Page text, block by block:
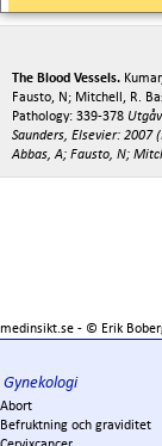
The Blood Vessels.
Fausto, N; Mitchell, R.
Pathology: 339-378
Saunders, Elsevier: 2007
Abbas, A; Fausto, N;
medinsikt.se - © Erik
Gynekologi
Abort
Befruktning och graviditet